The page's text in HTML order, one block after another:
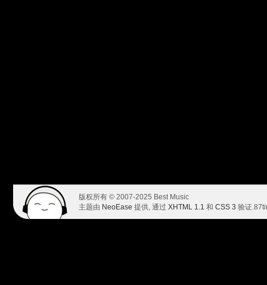
版权所有 © 2007-2025 Best Music
主题由 NeoEase 提供, 通过 XHTML 1.1 和 CSS 3 验证.